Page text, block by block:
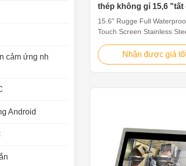
cảm ứng nh
Android
thép không gỉ 15,6 "tất
một chắc chắn cho
khó khăn
15.6" Rugge Full
Touch Screen Stainless
Stainless Panel PC Line are
grade systems designed
critical environments that
capacitive touch screen,
durable, anti-interference.
i3-6100U Dual
Nhận được giá